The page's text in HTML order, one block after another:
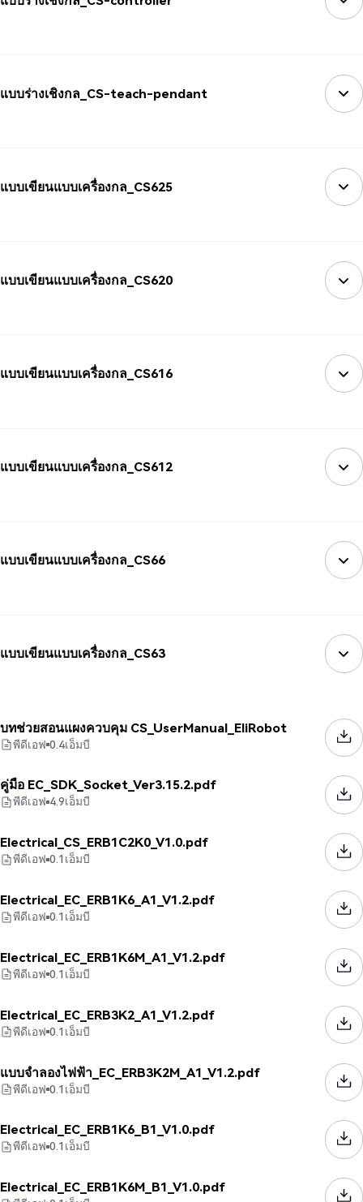
แบบร่างเชิงกล_CS-teach-pendant
แบบเขียนแบบเครื่องกล_CS625
แบบเขียนแบบเครื่องกล_CS620
แบบเขียนแบบเครื่องกล_CS616
แบบเขียนแบบเครื่องกล_CS612
แบบเขียนแบบเครื่องกล_CS66
แบบเขียนแบบเครื่องกล_CS63
บทช่วยสอนแผงควบคุม CS_UserManual_EliRobot
พีดีเอฟ 0.4เอ็มบี
คู่มือ EC_SDK_Socket_Ver3.15.2.pdf
พีดีเอฟ 4.9เอ็มบี
Electrical_CS_ERB1C2K0_V1.0.pdf
พีดีเอฟ 0.1เอ็มบี
Electrical_EC_ERB1K6_A1_V1.2.pdf
พีดีเอฟ 0.1เอ็มบี
Electrical_EC_ERB1K6M_A1_V1.2.pdf
พีดีเอฟ 0.1เอ็มบี
Electrical_EC_ERB3K2_A1_V1.2.pdf
พีดีเอฟ 0.1เอ็มบี
แบบจำลองไฟฟ้า_EC_ERB3K2M_A1_V1.2.pdf
พีดีเอฟ 0.1เอ็มบี
Electrical_EC_ERB1K6_B1_V1.0.pdf
พีดีเอฟ 0.1เอ็มบี
Electrical_EC_ERB1K6M_B1_V1.0.pdf